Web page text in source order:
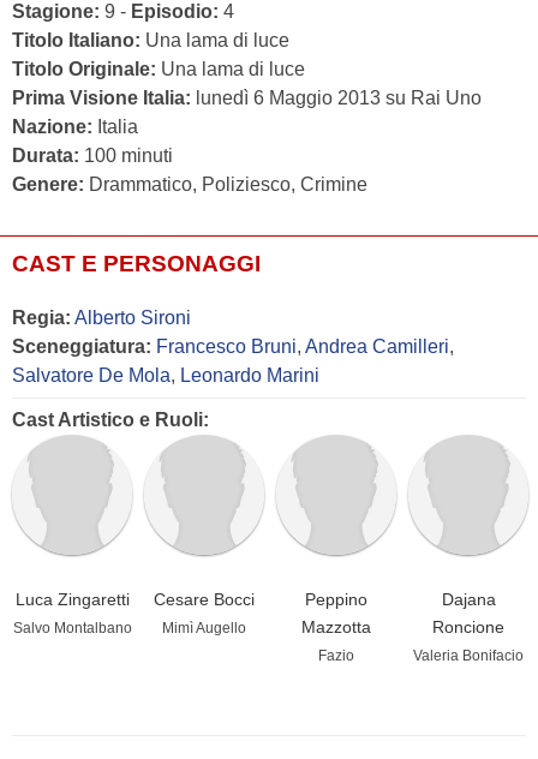
Stagione: 9 - Episodio: 4
Titolo Italiano: Una lama di luce
Titolo Originale: Una lama di luce
Prima Visione Italia: lunedì 6 Maggio 2013 su Rai Uno
Nazione: Italia
Durata: 100 minuti
Genere: Drammatico, Poliziesco, Crimine
CAST E PERSONAGGI
Regia: Alberto Sironi
Sceneggiatura: Francesco Bruni, Andrea Camilleri,
Salvatore De Mola, Leonardo Marini
Cast Artistico e Ruoli:
Luca Zingaretti
Salvo Montalbano
Cesare Bocci
Mimì Augello
Peppino
Mazzotta
Fazio
Dajana
Roncione
Valeria Bonifacio